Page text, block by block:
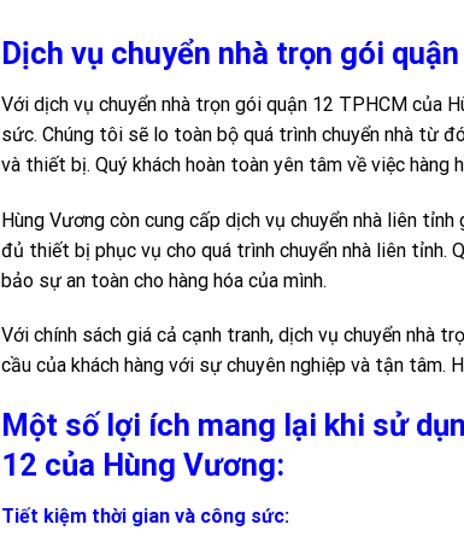
Dịch vụ chuyển nhà trọn gói
Với dịch vụ chuyển nhà trọn gói quận 12 TPHCM của
sức. Chúng tôi sẽ lo toàn bộ quá trình chuyển nhà từ
và thiết bị. Quý khách hoàn toàn yên tâm về việc
Hùng Vương còn cung cấp dịch vụ chuyển nhà liên
đủ thiết bị phục vụ cho quá trình chuyển nhà liên tỉnh.
bảo sự an toàn cho hàng hóa của mình.
Với chính sách giá cả cạnh tranh, dịch vụ chuyển nhà
cầu của khách hàng với sự chuyên nghiệp và tận
Một số lợi ích mang lại khi sử
12 của Hùng Vương:
Tiết kiệm thời gian và công sức: